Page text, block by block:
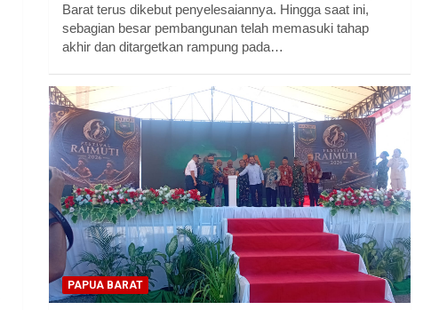
Barat terus dikebut penyelesaiannya. Hingga saat ini,
sebagian besar pembangunan telah memasuki tahap
akhir dan ditargetkan rampung pada…
PAPUA BARAT